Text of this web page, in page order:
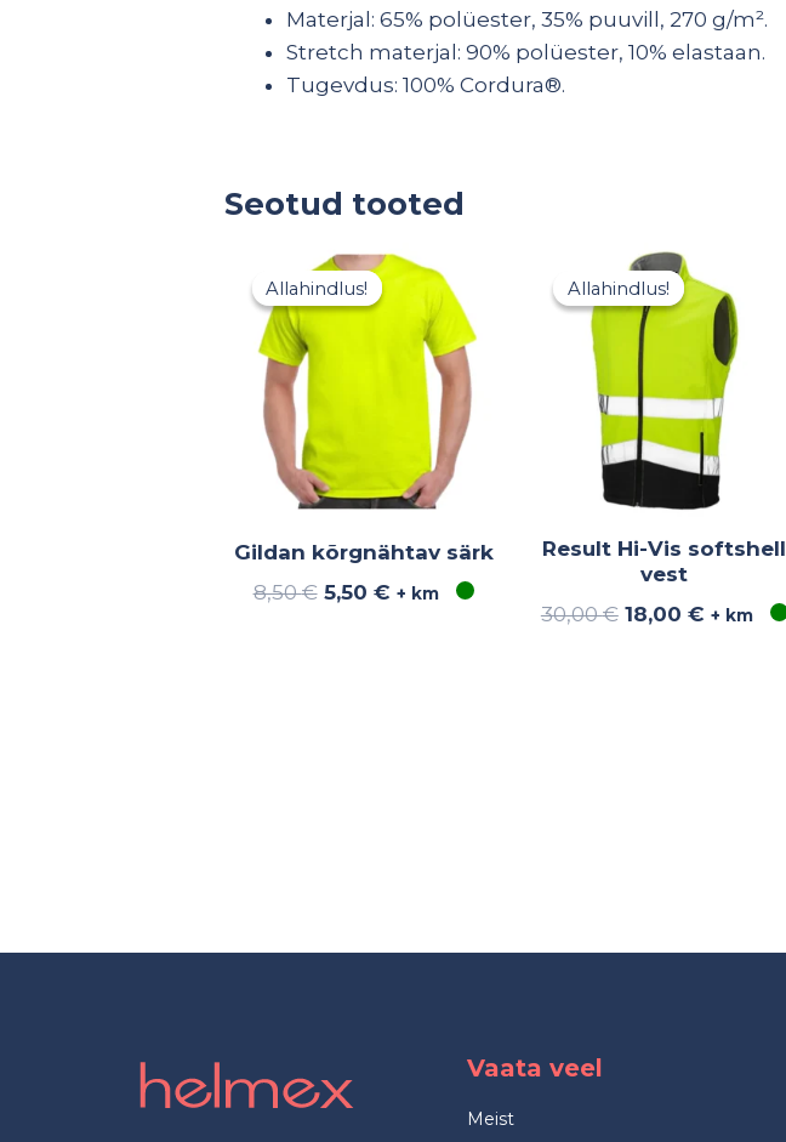
Materjal: 65% polüester, 35% puuvill, 270 g/m².
Stretch materjal: 90% polüester, 10% elastaan.
Tugevdus: 100% Cordura®.
Seotud tooted
Allahindlus!
Allahindlus!
Gildan kõrgnähtav särk
8,50€
Algne
hind
oli:
5,50 €
Praegune
hind
5,50 €.
+ km
Allahindlus!
Allahindlus!
Result Hi-Vis softshell
vest
30,00€
Algne
hind
oli:
30,00 €.
18,00 €
hind
on:
18,00 €.
+ km
Vaata veel
Meist